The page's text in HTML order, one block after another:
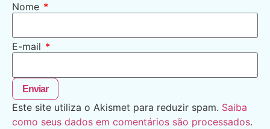
Nome *
E-mail *
Este site utiliza o Akismet para reduzir spam. Saiba
como seus dados em comentários são processados.